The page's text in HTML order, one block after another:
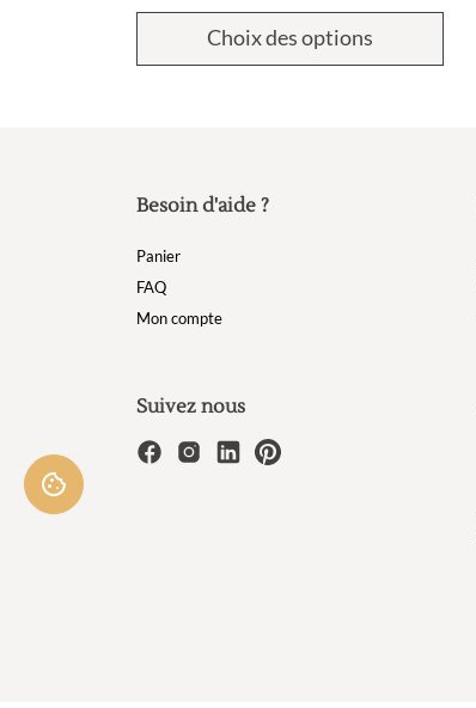
Choix des options
Besoin d'aide ?
Panier
FAQ
Mon compte
Suivez nous